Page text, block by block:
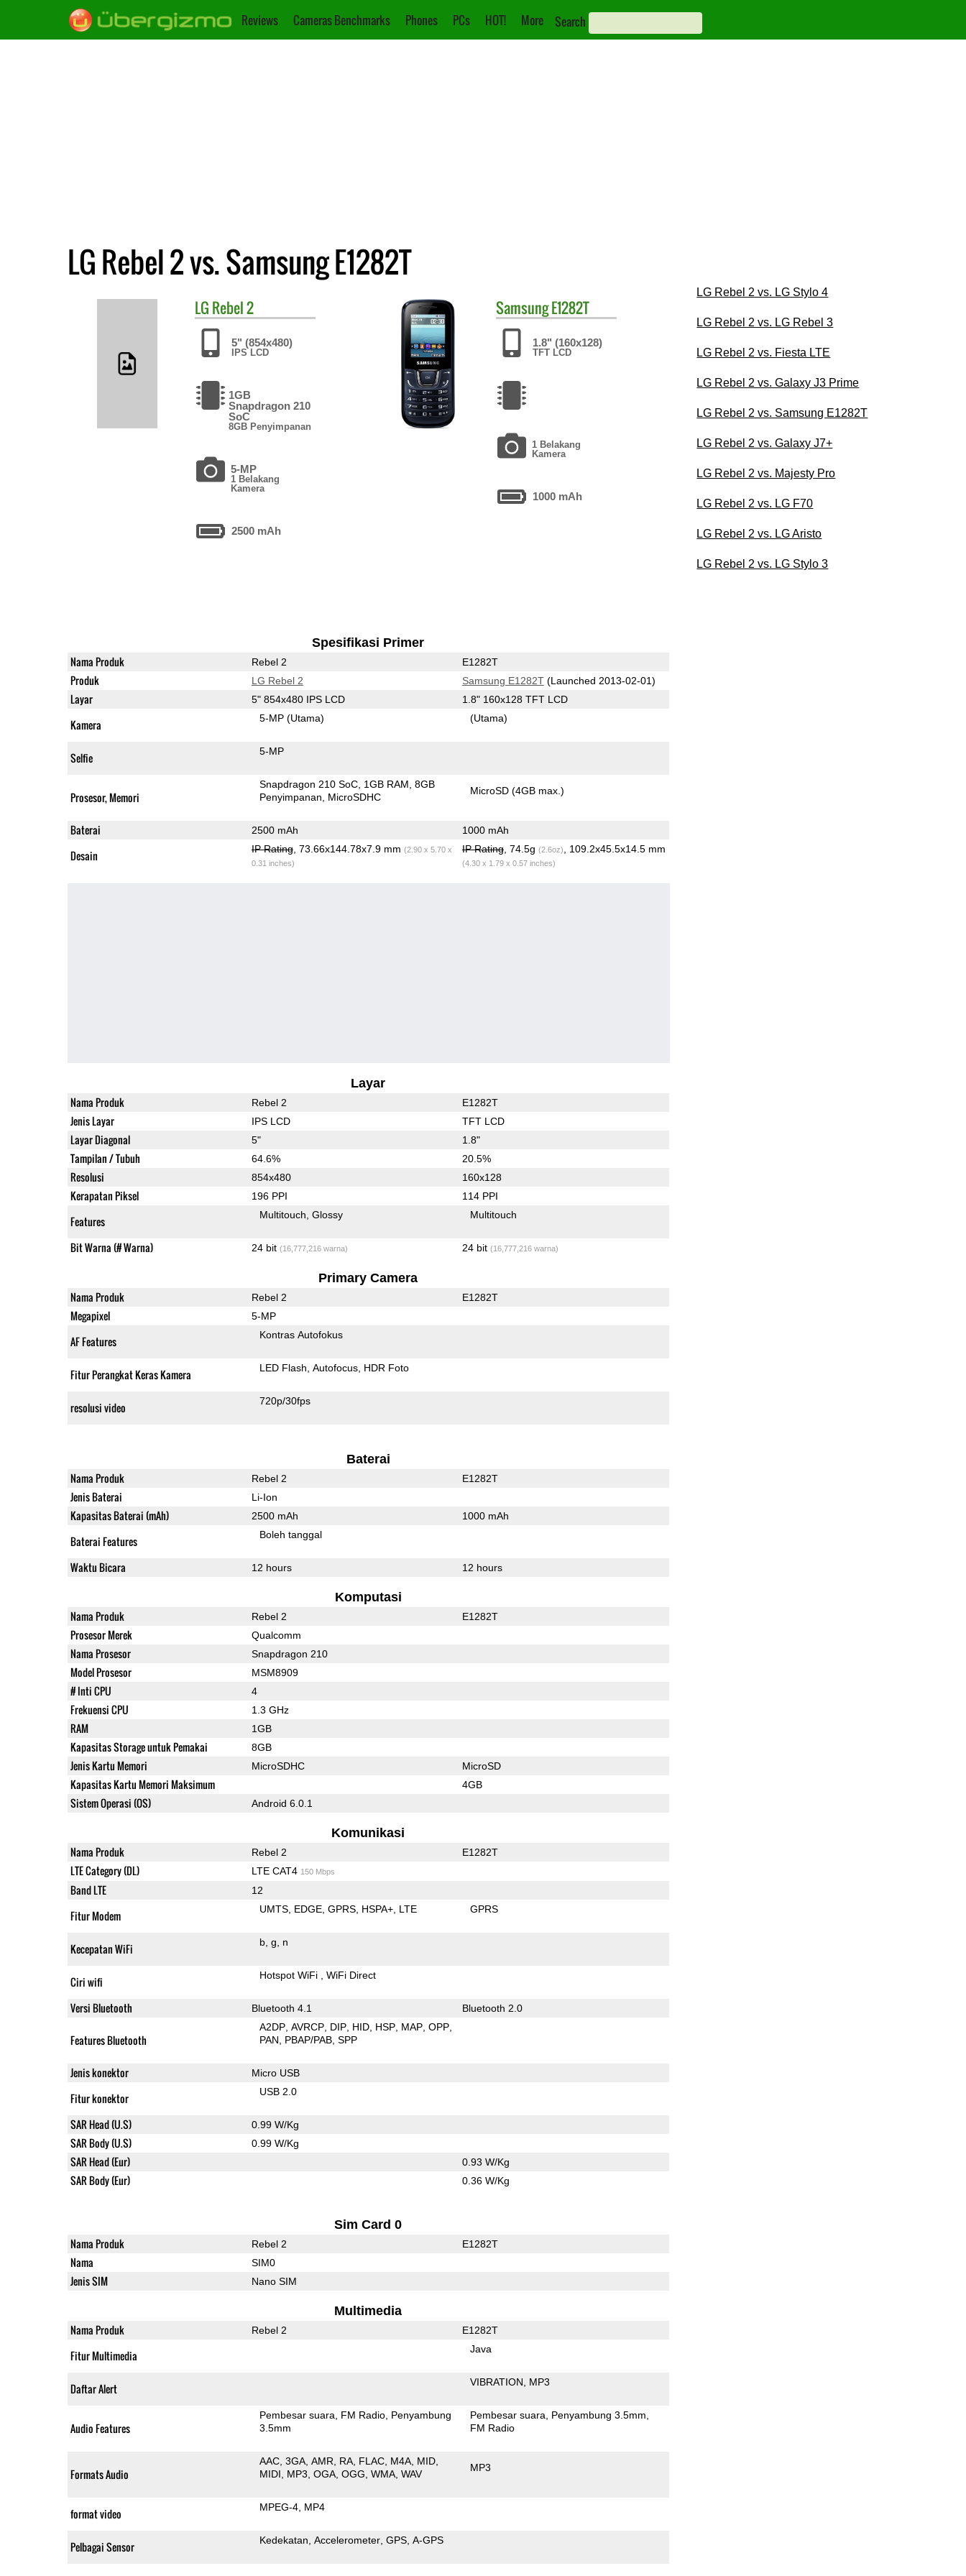
Reviews Cameras Benchmarks Phones PCs HOT! More Search
LG Rebel 2 vs. Samsung E1282T
LG Rebel 2
5" (854x480)
IPS LCD
1GB
Snapdragon 210
SoC
8GB Penyimpanan
5-MP
1 Belakang
Kamera
2500 mAh
SamsungE1282T
1.8" (160x128)
TFT LCD
1 Belakang
Kamera
1000 mAh
Spesifikasi Primer
Nama Produk Rebel 2 E1282T
Produk LG Rebel 2 Samsung E1282T(Launched 2013-02-01)
Layar 5" 854x480 IPS LCD 1.8" 160x128 TFT LCD
Kamera 5-MP(Utama) (Utama)
Selfie 5-MP
Prosesor, Memori
Snapdragon 210 SoC 1GB RAM 8GB
Penyimpanan
MicroSDHC
MicroSD (4GB max.)
Baterai 2500 mAh 1000 mAh
Desain IP Rating, 73.66x144.78x7.9 mm (2.90 x 5.70 x
0.31 inches)
IP Rating, 74.5g (2.6oz) , 109.2x45.5x14.5 mm
(4.30 x 1.79 x 0.57 inches)
Layar
Nama Produk Rebel 2 E1282T
Jenis Layar IPS LCD TFT LCD
Layar Diagonal 5" 1.8"
Tampilan / Tubuh 64.6% 20.5%
Resolusi 854x480 160x128
Kerapatan Piksel 196 PPI 114 PPI
Features Multitouch Glossy Multitouch
Bit Warna (# Warna) 24 bit (16,777,216 warna) 24 bit (16,777,216 warna)
Primary Camera
Nama Produk Rebel 2 E1282T
Megapixel 5-MP
AF Features Kontras Autofokus
Fitur Perangkat Keras Kamera LED Flash Autofocus HDR Foto
resolusi video 720p/30fps
Baterai
Nama Produk Rebel 2 E1282T
Jenis Baterai Li-Ion
Kapasitas Baterai (mAh) 2500 mAh 1000 mAh
Baterai Features Boleh tanggal
Waktu Bicara 12 hours 12 hours
Komputasi
Nama Produk Rebel 2 E1282T
Prosesor Merek Qualcomm
Nama Prosesor Snapdragon 210
Model Prosesor MSM8909
# Inti CPU 4
Frekuensi CPU 1.3 GHz
RAM 1GB
Kapasitas Storage untuk Pemakai 8GB
Jenis Kartu Memori MicroSDHC MicroSD
Kapasitas Kartu Memori Maksimum 4GB
Sistem Operasi (OS) Android 6.0.1
Komunikasi
Nama Produk Rebel 2 E1282T
LTE Category (DL) LTE CAT4 150 Mbps
Band LTE 12
Fitur Modem UMTS EDGE GPRS HSPA+ LTE GPRS
Kecepatan WiFi b g n
Ciri wifi Hotspot WiFi WiFi Direct
Versi Bluetooth Bluetooth 4.1 Bluetooth 2.0
Features Bluetooth
A2DP AVRCP DIP HID HSP MAP OPP
PAN
PBAP/PAB SPP
Jenis konektor Micro USB
Fitur konektor USB 2.0
SAR Head (U.S) 0.99 W/Kg
SAR Body (U.S) 0.99 W/Kg
SAR Head (Eur) 0.93 W/Kg
SAR Body (Eur) 0.36 W/Kg
Sim Card 0
Nama Produk Rebel 2 E1282T
Nama SIM0
Jenis SIM Nano SIM
Multimedia
Nama Produk Rebel 2 E1282T
Fitur Multimedia Java
Daftar Alert VIBRATION MP3
Audio Features
Pembesar suara FM Radio Penyambung
3.5mm
Pembesar suara
Penyambung 3.5mm
FM Radio
Formats Audio
AAC 3GA AMR RA FLAC M4A MID
MIDI
MP3 OGA OGG WMA WAV
MP3
format video MPEG-4 MP4
Pelbagai Sensor Kedekatan Accelerometer GPS A-GPS
LG Rebel 2 vs. LG Stylo 4
LG Rebel 2 vs. LG Rebel 3
LG Rebel 2 vs. Fiesta LTE
LG Rebel 2 vs. Galaxy J3 Prime
LG Rebel 2 vs. Samsung E1282T
LG Rebel 2 vs. Galaxy J7+
LG Rebel 2 vs. Majesty Pro
LG Rebel 2 vs. LG F70
LG Rebel 2 vs. LG Aristo
LG Rebel 2 vs. LG Stylo 3